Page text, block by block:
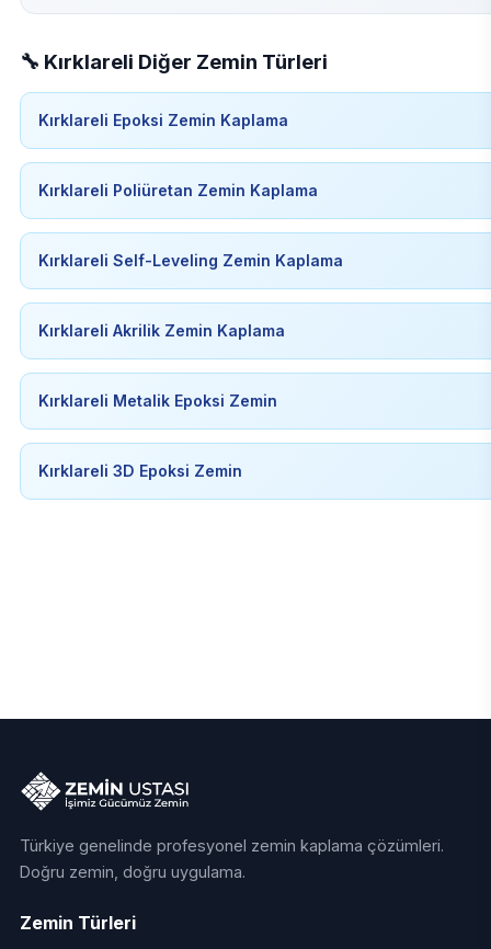
🔧 Kırklareli Diğer Zemin Türleri
Kırklareli Epoksi Zemin Kaplama
Kırklareli Poliüretan Zemin Kaplama
Kırklareli Self-Leveling Zemin Kaplama
Kırklareli Akrilik Zemin Kaplama
Kırklareli Metalik Epoksi Zemin
Kırklareli 3D Epoksi Zemin
Türkiye genelinde profesyonel zemin kaplama çözümleri.
Doğru zemin, doğru uygulama.
Zemin Türleri